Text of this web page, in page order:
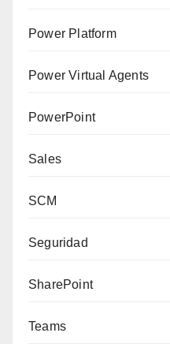
Power Platform
Power Virtual Agents
PowerPoint
Sales
SCM
Seguridad
SharePoint
Teams